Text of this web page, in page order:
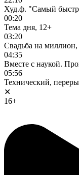
Худ.ф. "Самый
00:20
Тема дня, 12+
03:20
Свадьба на миллион,
04:35
Вместе с наукой.
05:56
Технический,
✕
16+